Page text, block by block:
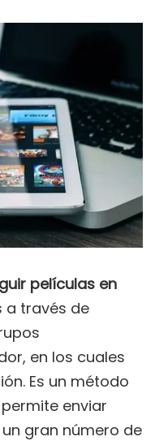
películas en
a través de
en los cuales
Es un método
enviar
gran número de